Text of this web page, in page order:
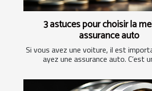
3 astuces pour choisir la
assurance auto
Si vous avez une voiture, il est
ayez une assurance auto. C’est